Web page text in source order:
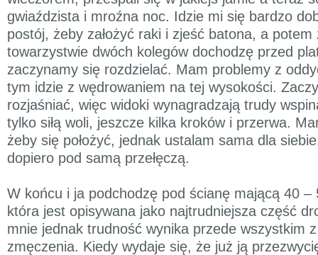
gwiaździsta i mroźna noc. Idzie mi się bardzo
postój, żeby założyć raki i zjeść batona, a
towarzystwie dwóch kolegów dochodzę przed
zaczynamy się rozdzielać. Mam problemy z
tym idzie z wędrowaniem na tej wysokości.
rozjaśniać, więc widoki wynagradzają trudy
tylko siłą woli, jeszcze kilka kroków i przerwa.
żeby się położyć, jednak ustalam sama dla
dopiero pod samą przełęczą.
W końcu i ja podchodzę pod ścianę mającą 40 –
która jest opisywana jako najtrudniejsza część
mnie jednak trudność wynika przede wszystkim z
zmęczenia. Kiedy wydaje się, że już ją